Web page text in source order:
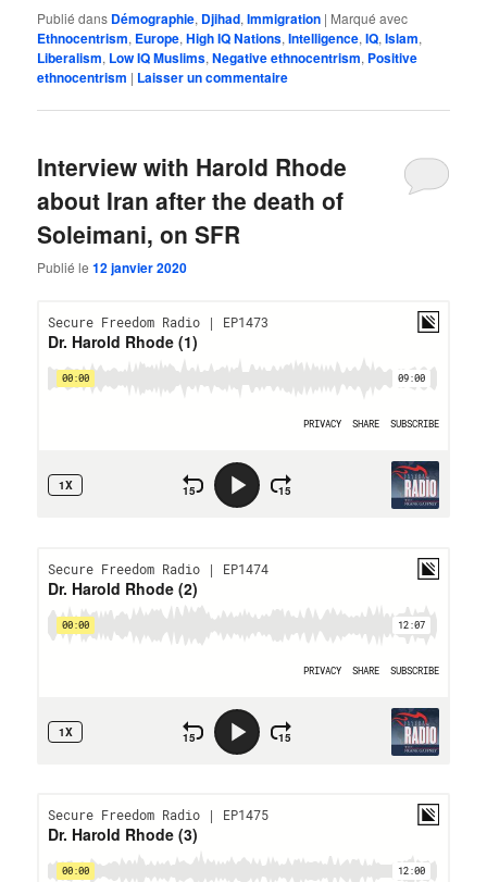
Publié dans Démographie, Djihad,Immigration | Marqué avec
Ethnocentrism, Europe,High IQ Nations,Intelligence,IQ,Islam,
Liberalism, Low IQ Muslims,Negative ethnocentrism, Positive
ethnocentrism | Laisser un commentaire
Interview with Harold Rhode
about Iran after the death of
Soleimani, on SFR
Publié le12 janvier 2020